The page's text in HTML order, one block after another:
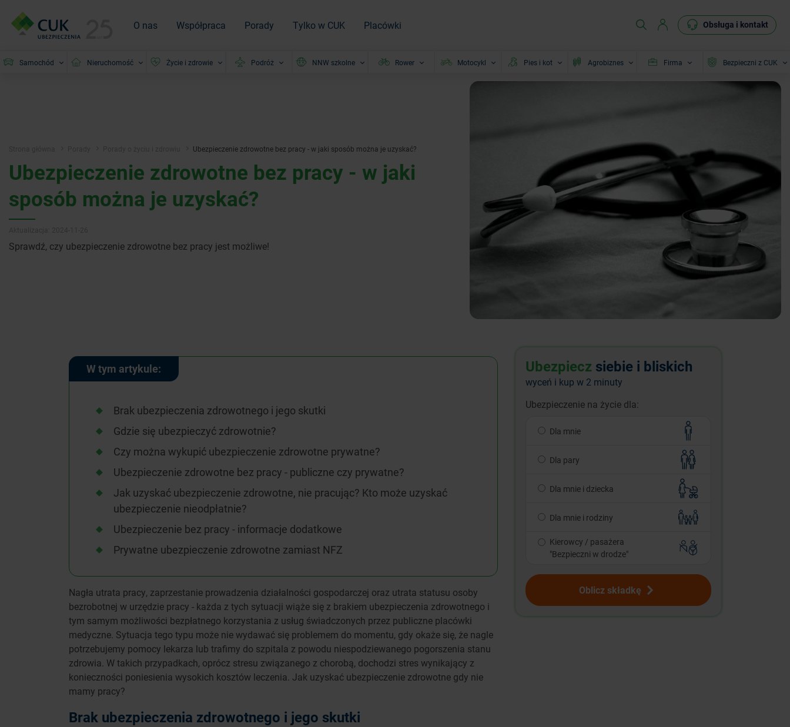
O nas Współpraca Porady Tylko w CUK Placówki Obsługa i kontakt
Samochód Nieruchomość Życie i zdrowie Podróż NNW szkolne Rower Motocykl Pies i kot Agrobiznes Firma Bezpieczni z CUK
Ubezpieczenie zdrowotne bez pracy - w jaki sposób można je uzyskać?
Ubezpieczenie zdrowotne bez pracy - w jaki
sposób można je uzyskać?
Sprawdź, czy ubezpieczenie zdrowotne bez pracy jest możliwe!
W tym artykule:
Brak ubezpieczenia zdrowotnego i jego skutki
Gdzie się ubezpieczyć zdrowotnie?
Czy można wykupić ubezpieczenie zdrowotne prywatne?
Ubezpieczenie zdrowotne bez pracy - publiczne czy prywatne?
Jak uzyskać ubezpieczenie zdrowotne, nie pracując? Kto może uzyskać
ubezpieczenie nieodpłatnie?
Ubezpieczenie bez pracy - informacje dodatkowe
Prywatne ubezpieczenie zdrowotne zamiast NFZ
Nagła utrata pracy, zaprzestanie prowadzenia działalności gospodarczej oraz utrata statusu osoby
bezrobotnej w urzędzie pracy - każda z tych sytuacji wiąże się z brakiem ubezpieczenia zdrowotnego i
tym samym możliwości bezpłatnego korzystania z usług świadczonych przez publiczne placówki
medyczne. Sytuacja tego typu może nie wydawać się problemem do momentu, gdy okaże się, że nagle
potrzebujemy pomocy lekarza lub trafimy do szpitala z powodu niespodziewanego pogorszenia stanu
zdrowia. W takich przypadkach, oprócz stresu związanego z chorobą, dochodzi stres wynikający z
konieczności poniesienia wysokich kosztów leczenia. Jak uzyskać ubezpieczenie zdrowotne gdy nie
mamy pracy?
Brak ubezpieczenia zdrowotnego i jego skutki
Ubezpiecz siebie i bliskich
wyceń i kup w 2 minuty
Ubezpieczenie na życie dla:
Dla mnie
Dla pary
Dla mnie i dziecka
Dla mnie i rodziny
Kierowcy / pasażera
"Bezpieczni w drodze"
Oblicz składkę